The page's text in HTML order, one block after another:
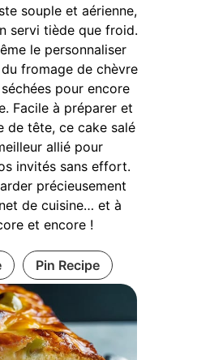
souple et aérienne,
servi tiède que froid.
le personnaliser
fromage de chèvre
pour encore
Facile à préparer et
de tête, ce cake salé
allié pour
invités sans effort.
précieusement
de cuisine… et à
et encore !
Pin Recipe